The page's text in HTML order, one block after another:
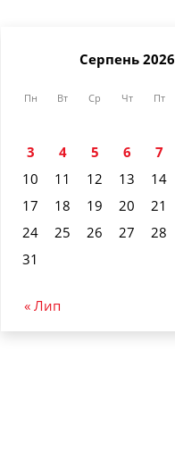
Серпень 2026
Пн Вт Ср Чт Пт
3
4 5 6 7
10
11 12 13 14
17
18 19 20 21
24
25 26 27 28
31
« Лип